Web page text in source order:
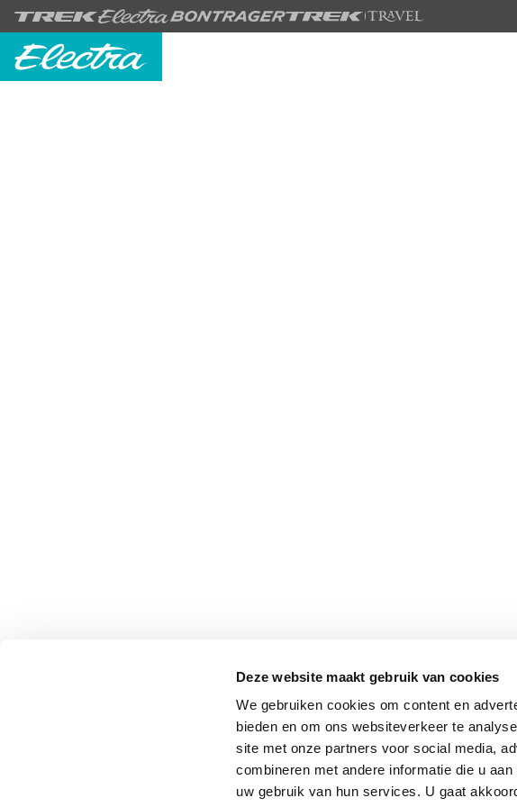
Deze website maakt gebruik van cookies
We gebruiken cookies om content en
bieden en om ons websiteverkeer te
site met onze partners voor social media,
combineren met andere informatie die u
uw gebruik van hun services. U gaat